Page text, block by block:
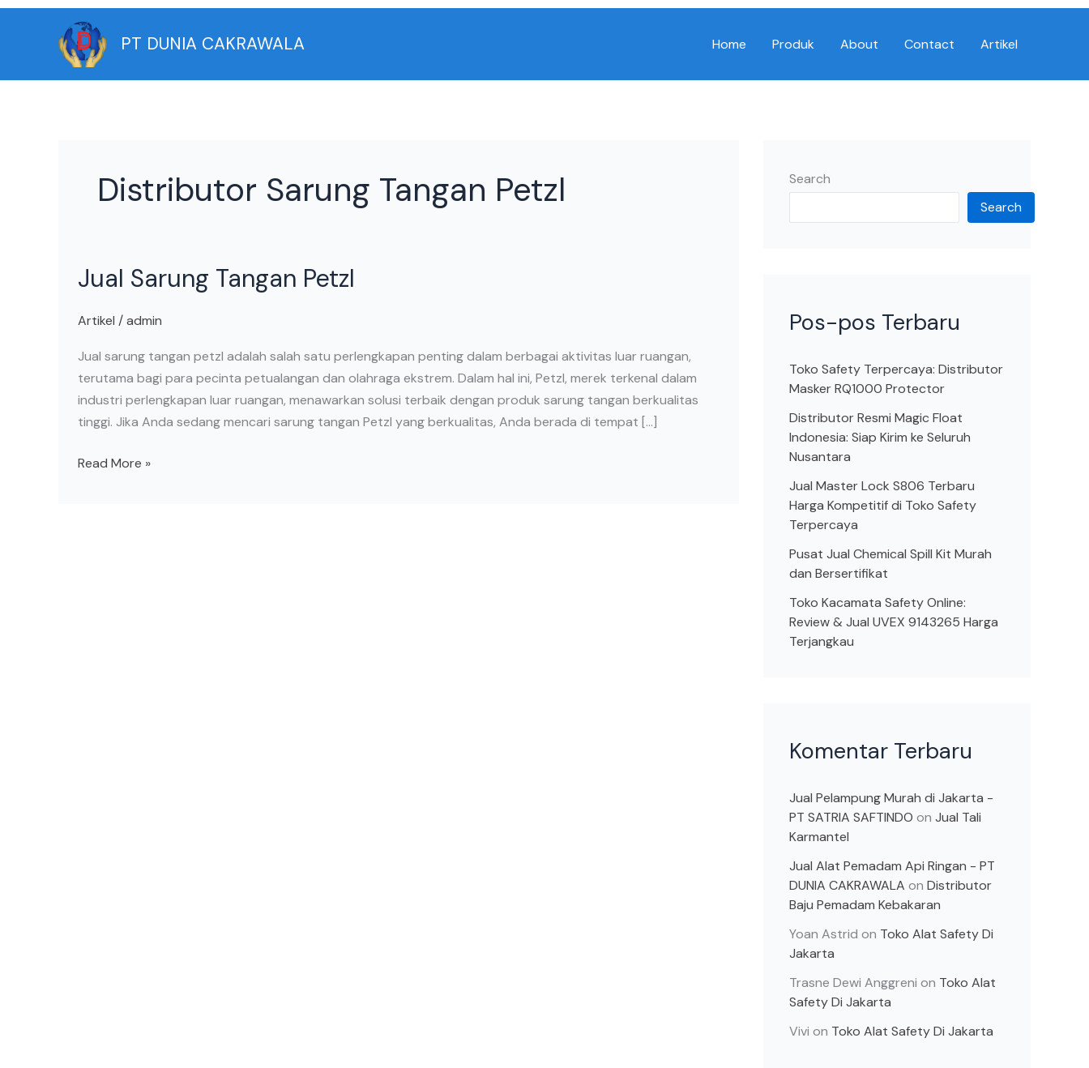
Skip
PT DUNIA CAKRAWALA Home Produk About Contact Artikel
Distributor Sarung Tangan Petzl
Jual Sarung Tangan Petzl
Artikel /admin
Jual sarung tangan petzl adalah salah satu perlengkapan penting dalam berbagai aktivitas luar ruangan,
terutama bagi para pecinta petualangan dan olahraga ekstrem. Dalam hal ini, Petzl, merek terkenal dalam
industri perlengkapan luar ruangan, menawarkan solusi terbaik dengan produk sarung tangan berkualitas
tinggi. Jika Anda sedang mencari sarung tangan Petzl yang berkualitas, Anda berada di tempat […]
Sarung
Petzl
Read More »
Search
Search
Pos-pos Terbaru
Toko Safety Terpercaya: Distributor
Masker RQ1000 Protector
Distributor Resmi Magic Float
Indonesia: Siap Kirim ke Seluruh
Nusantara
Jual Master Lock S806 Terbaru
Harga Kompetitif di Toko Safety
Terpercaya
Pusat Jual Chemical Spill Kit Murah
dan Bersertifikat
Toko Kacamata Safety Online:
Review & Jual UVEX 9143265 Harga
Terjangkau
Komentar Terbaru
Jual Pelampung Murah di Jakarta -
PT SATRIA SAFTINDO on Jual Tali
Karmantel
Jual Alat Pemadam Api Ringan - PT
DUNIA CAKRAWALA on Distributor
Baju Pemadam Kebakaran
Yoan Astrid on Toko Alat Safety Di
Jakarta
Trasne Dewi Anggreni on Toko Alat
Safety Di Jakarta
Vivi on Toko Alat Safety Di Jakarta